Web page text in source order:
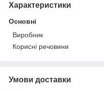
Характеристики
Основні
Виробник
Корисні речовини
Умови доставки